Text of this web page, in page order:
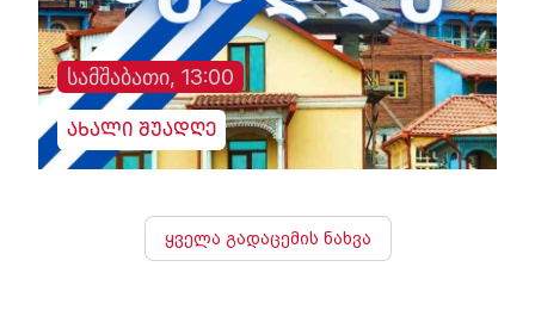
სამშაბათი, 13:00
ახალი შუადღე
ყველა გადაცემის ნახვა